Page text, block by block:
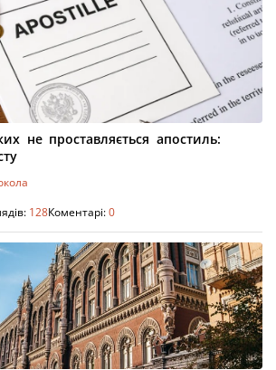
не проставляється апостиль:
128Коментарі:0